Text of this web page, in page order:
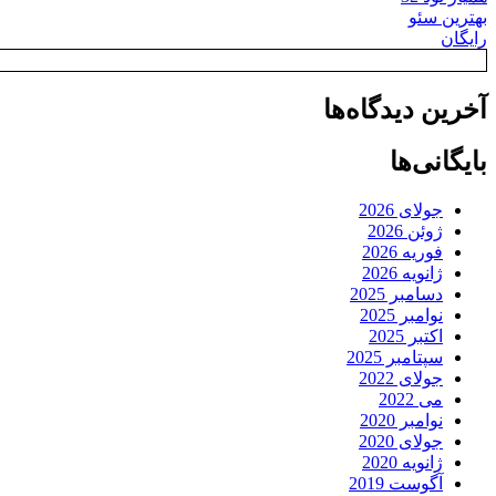
بهترین سئو
رایگان
آخرین دیدگاه‌ها
بایگانی‌ها
جولای 2026
ژوئن 2026
فوریه 2026
ژانویه 2026
دسامبر 2025
نوامبر 2025
اکتبر 2025
سپتامبر 2025
جولای 2022
می 2022
نوامبر 2020
جولای 2020
ژانویه 2020
آگوست 2019